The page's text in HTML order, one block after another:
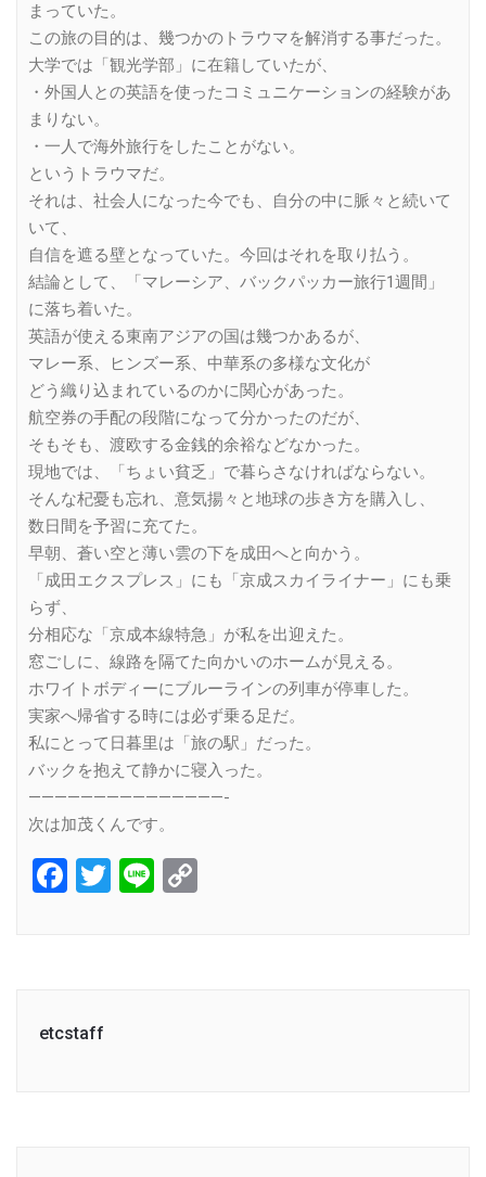
まっていた。
この旅の目的は、幾つかのトラウマを解消する事だった。
大学では「観光学部」に在籍していたが、
・外国人との英語を使ったコミュニケーションの経験があ
まりない。
・一人で海外旅行をしたことがない。
というトラウマだ。
それは、社会人になった今でも、自分の中に脈々と続いて
いて、
自信を遮る壁となっていた。今回はそれを取り払う。
結論として、「マレーシア、バックパッカー旅行1週間」
に落ち着いた。
英語が使える東南アジアの国は幾つかあるが、
マレー系、ヒンズー系、中華系の多様な文化が
どう織り込まれているのかに関心があった。
航空券の手配の段階になって分かったのだが、
そもそも、渡欧する金銭的余裕などなかった。
現地では、「ちょい貧乏」で暮らさなければならない。
そんな杞憂も忘れ、意気揚々と地球の歩き方を購入し、
数日間を予習に充てた。
早朝、蒼い空と薄い雲の下を成田へと向かう。
「成田エクスプレス」にも「京成スカイライナー」にも乗
らず、
分相応な「京成本線特急」が私を出迎えた。
窓ごしに、線路を隔てた向かいのホームが見える。
ホワイトボディーにブルーラインの列車が停車した。
実家へ帰省する時には必ず乗る足だ。
私にとって日暮里は「旅の駅」だった。
バックを抱えて静かに寝入った。
———————————————-
次は加茂くんです。
Facebook
Twitter
Line
etcstaff